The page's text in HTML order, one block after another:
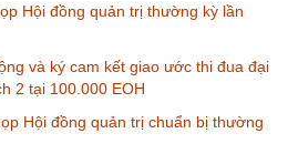
Hội đồng quản trị thường kỳ lần
và ký cam kết giao ước thi đua đại
2 tại 100.000 EOH
Hội đồng quản trị chuẩn bị thường